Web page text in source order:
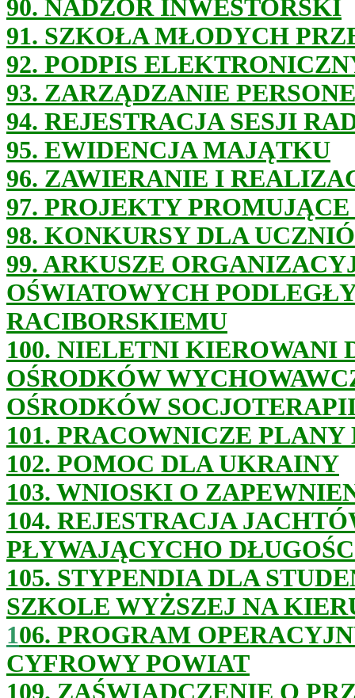
90. NADZÓR INWESTORSKI
91. SZKOŁA MŁODYCH
92. PODPIS
93. ZARZĄDZANIE
94. REJESTRACJA SESJI
95. EWIDENCJA MAJĄTKU
96. ZAWIERANIE I
97. PROJEKTY
98. KONKURSY DLA
99. ARKUSZE
OŚWIATOWYCH
RACIBORSKIEMU
100. NIELETNI KIEROWANI
OŚRODKÓW
OŚRODKÓW
101. PRACOWNICZE
102. POMOC DLA UKRAINY
103. WNIOSKI O
104. REJESTRACJA
PŁYWAJĄCYCHO
105. STYPENDIA DLA
SZKOLE WYŻSZEJ NA
106. PROGRAM
CYFROWY POWIAT
109. ZAŚWIADCZENIE O